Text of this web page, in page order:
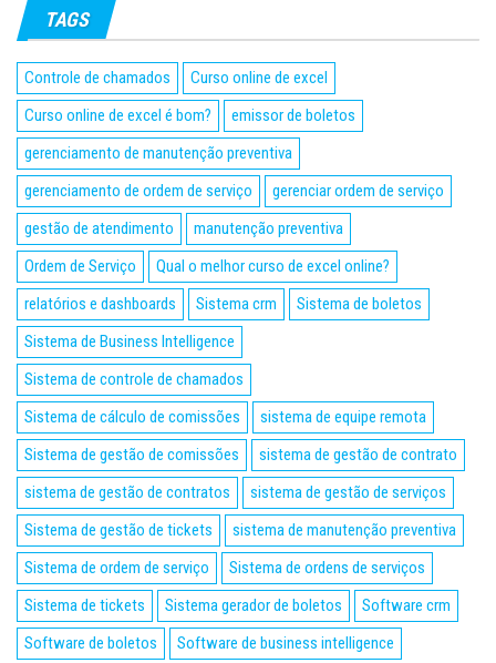
TAGS
Controle de chamados
Curso online de excel
Curso online de excel é bom?
emissor de boletos
gerenciamento de manutenção preventiva
gerenciamento de ordem de serviço
gerenciar ordem de serviço
gestão de atendimento
manutenção preventiva
Ordem de Serviço
Qual o melhor curso de excel online?
relatórios e dashboards
Sistema crm
Sistema de boletos
Sistema de Business Intelligence
Sistema de controle de chamados
Sistema de cálculo de comissões
sistema de equipe remota
Sistema de gestão de comissões
sistema de gestão de contrato
sistema de gestão de contratos
sistema de gestão de serviços
Sistema de gestão de tickets
sistema de manutenção preventiva
Sistema de ordem de serviço
Sistema de ordens de serviços
Sistema de tickets
Sistema gerador de boletos
Software crm
Software de boletos
Software de business intelligence